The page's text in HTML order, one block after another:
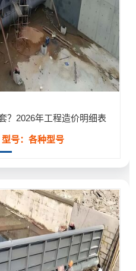
？2026年工程造价明细表
型号：各种型号